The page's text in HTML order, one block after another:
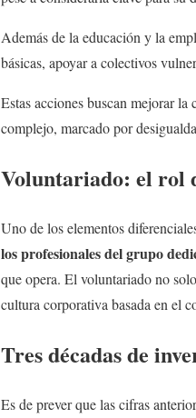
Además de la educación y la
básicas, apoyar a colectivos
Estas acciones buscan mejorar
complejo, marcado por
Voluntariado: el rol
Uno de los elementos
los profesionales del grupo
que opera. El voluntariado no
cultura corporativa basada en el
Tres décadas de
Es de prever que las cifras